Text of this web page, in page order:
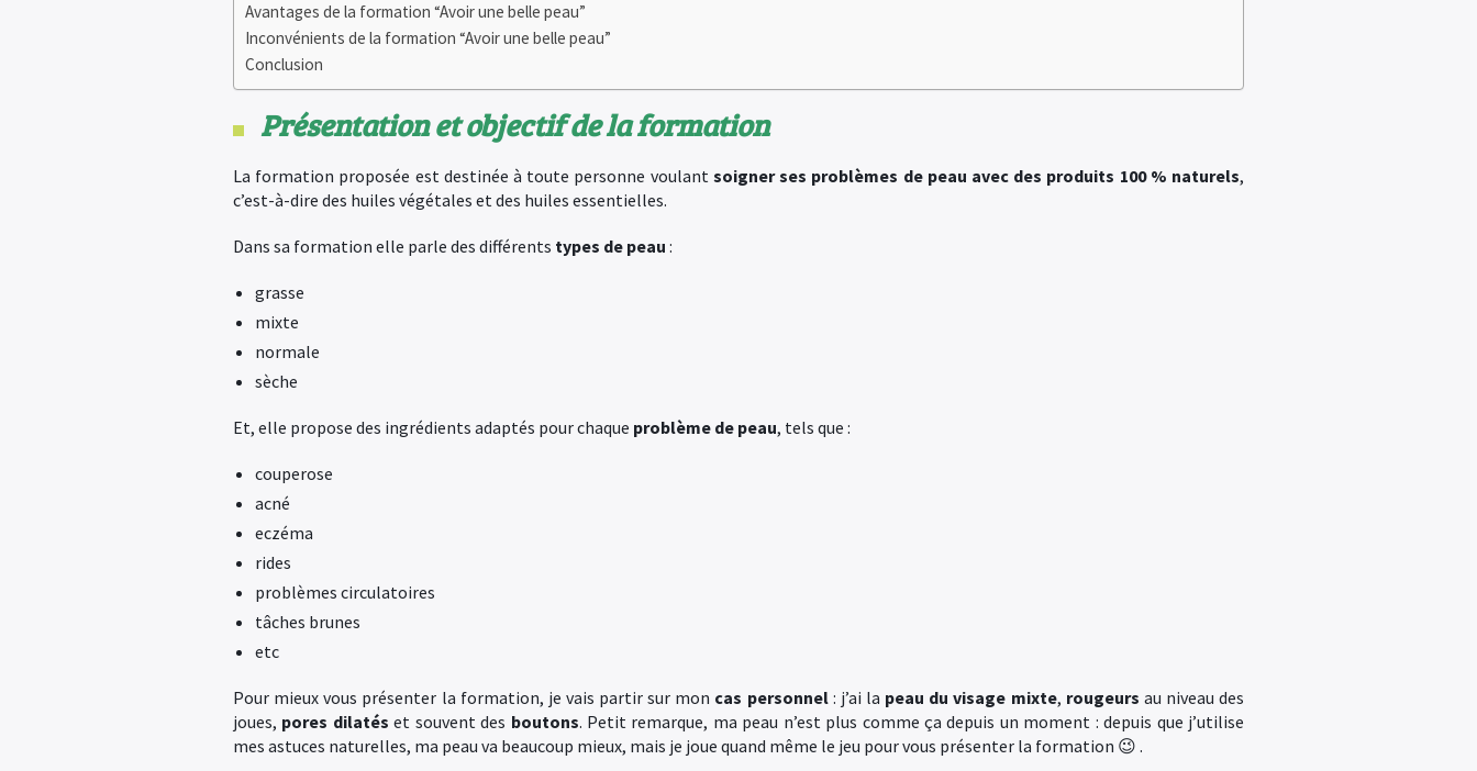
Avantages de la formation “Avoir une belle peau”
Inconvénients de la formation “Avoir une belle peau”
Conclusion
Présentation et objectif de la formation
La formation proposée est destinée à toute personne voulant soigner ses problèmes de peau avec des produits 100 % naturels,
c’est-à-dire des huiles végétales et des huiles essentielles.
Dans sa formation elle parle des différents types de peau :
grasse
mixte
normale
sèche
Et, elle propose des ingrédients adaptés pour chaque problème de peau, tels que :
couperose
acné
eczéma
rides
problèmes circulatoires
tâches brunes
etc
Pour mieux vous présenter la formation, je vais partir sur mon cas personnel: j’ai la peau du visage mixte, rougeurs au niveau des
joues, pores dilatés et souvent des boutons. Petit remarque, ma peau n’est plus comme ça depuis un moment : depuis que j’utilise
mes astuces naturelles, ma peau va beaucoup mieux, mais je joue quand même le jeu pour vous présenter la formation 😉 .